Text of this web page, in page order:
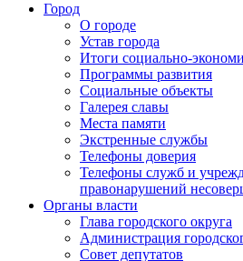
Город
О городе
Устав города
Итоги социально-
Программы развития
Социальные объекты
Галерея славы
Места памяти
Экстренные службы
Телефоны доверия
Телефоны служб и
правонарушений
Органы власти
Глава городского округа
Администрация
Совет депутатов